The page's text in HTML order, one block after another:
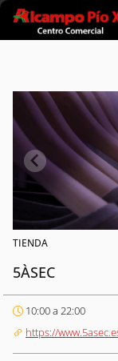
Ir al contenido principal
TIENDA
5ÀSEC
10:00 a 22:00
https://